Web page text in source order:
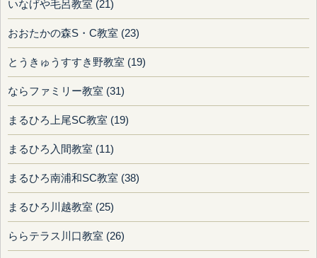
いなげや毛呂教室 (21)
おおたかの森S・C教室 (23)
とうきゅうすすき野教室 (19)
ならファミリー教室 (31)
まるひろ上尾SC教室 (19)
まるひろ入間教室 (11)
まるひろ南浦和SC教室 (38)
まるひろ川越教室 (25)
ららテラス川口教室 (26)